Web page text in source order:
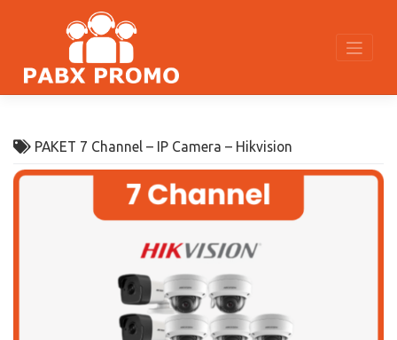
PAKET 7 Channel – IP Camera – Hikvision